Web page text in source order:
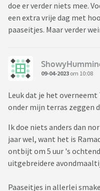
doe er verder niets mee.
een extra vrije dag met
paaseitjes. Maar verder
09-04-2023 om 10:08
Leuk dat je het
onder mijn terras zeggen
Ik doe niets anders dan
jaar wel, want het is
ontbijt om 5 uur 's
uitgebreidere
Paaseitjes in allerlei